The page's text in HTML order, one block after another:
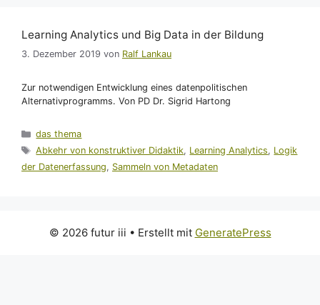
Learning Analytics und Big Data in der Bildung
3. Dezember 2019 von Ralf Lankau
Zur notwendigen Entwicklung eines datenpolitischen
Alternativprogramms. Von PD Dr. Sigrid Hartong
Kategorien
das thema
Schlagwörter
Abkehr von konstruktiver Didaktik, Learning Analytics, Logik
der Datenerfassung, Sammeln von Metadaten
© 2026 futur iii • Erstellt mit GeneratePress